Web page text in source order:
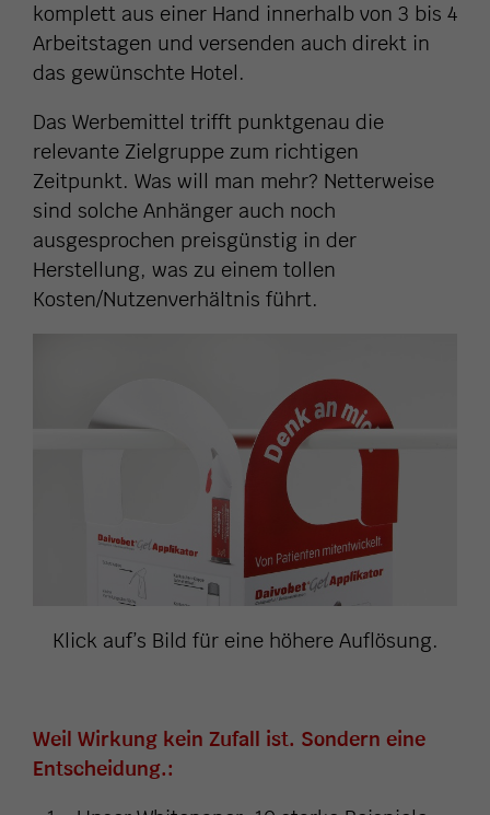
komplett aus einer Hand innerhalb von 3 bis 4
Arbeitstagen und versenden auch direkt in
das gewünschte Hotel.
Das Werbemittel trifft punktgenau die
relevante Zielgruppe zum richtigen
Zeitpunkt. Was will man mehr? Netterweise
sind solche Anhänger auch noch
ausgesprochen preisgünstig in der
Herstellung, was zu einem tollen
Kosten/Nutzenverhältnis führt.
Klick auf’s Bild für eine höhere Auflösung.
Weil Wirkung kein Zufall ist. Sondern eine
Entscheidung.: